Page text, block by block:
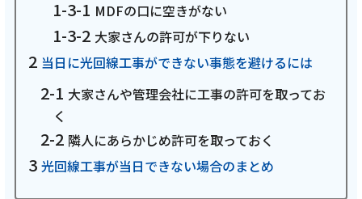
お電話でのお問い合わせ
受付時間：9:30〜18:00 年中無休
MDFの口に空きがない
大家さんの許可が下りない
当日に光回線工事ができない事態を避けるには
大家さんや管理会社に工事の許可を取ってお
く
隣人にあらかじめ許可を取っておく
光回線工事が当日できない場合のまとめ